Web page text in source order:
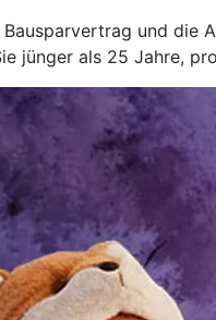
Bausparvertrag und die
jünger als 25 Jahre,